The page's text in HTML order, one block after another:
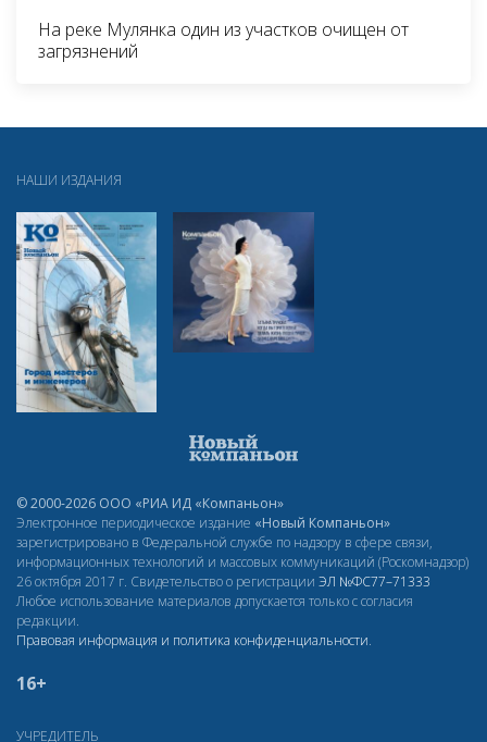
На реке Мулянка один из участков очищен от
загрязнений
НАШИ ИЗДАНИЯ
© 2000-2026 ООО «РИА ИД «Компаньон»
Электронное периодическое издание «Новый Компаньон»
зарегистрировано в Федеральной службе по надзору в сфере связи,
информационных технологий и массовых коммуникаций (Роскомнадзор)
26 октября 2017 г. Свидетельство о регистрации ЭЛ №ФС77–71333
Любое использование материалов допускается только с согласия
редакции.
Правовая информация и политика конфиденциальности.
16+
УЧРЕДИТЕЛЬ